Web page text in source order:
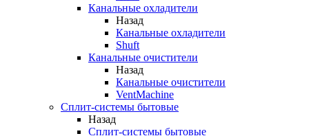
Канальные охладители
Назад
Канальные охладители
Shuft
Канальные очистители
Назад
Канальные очистители
VentMachine
Сплит-системы бытовые
Назад
Сплит-системы бытовые